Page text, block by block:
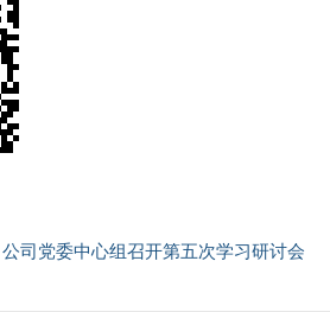
公司党委中心组召开第五次学习研讨会